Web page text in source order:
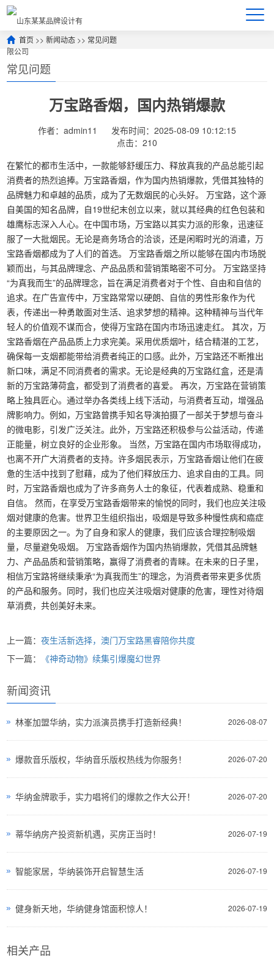
首页 >>新闻动态 >> 常见问题
常见问题
万宝路香烟，国内热销爆款
作者：admin11
发布时间：2025-08-09 10:12:15
点击：210
在繁忙的都市生活中，一款能够舒缓压力、释放真我的产品总能引起
消费者的热烈追捧。万宝路香烟，作为国内热销爆款，凭借其独特的
品牌魅力和卓越的品质，成为了无数烟民的心头好。 万宝路，这个源
自美国的知名品牌，自19世纪末创立以来，就以其经典的红色包装和
雄鹰标志深入人心。在中国市场，万宝路以其实力派的形象，迅速征
服了一大批烟民。无论是商务场合的洽谈，还是闲暇时光的消遣，万
宝路香烟都成为了人们的首选。 万宝路香烟之所以能够在国内市场脱
颖而出，与其品牌理念、产品品质和营销策略密不可分。 万宝路坚持
“为真我而生”的品牌理念，旨在满足消费者对于个性、自由和自信的
追求。在广告宣传中，万宝路常常以硬朗、自信的男性形象作为代
表，传递出一种勇敢面对生活、追求梦想的精神。这种精神与当代年
轻人的价值观不谋而合，使得万宝路在国内市场迅速走红。 其次，万
宝路香烟在产品品质上力求完美。采用优质烟叶，结合精湛的工艺，
确保每一支烟都能带给消费者纯正的口感。此外，万宝路还不断推出
新口味，满足不同消费者的需求。无论是经典的万宝路红盒，还是清
新的万宝路薄荷盒，都受到了消费者的喜爱。 再次，万宝路在营销策
略上独具匠心。通过举办各类线上线下活动，与消费者互动，增强品
牌影响力。例如，万宝路曾携手知名导演拍摄了一部关于梦想与奋斗
的微电影，引发广泛关注。此外，万宝路还积极参与公益活动，传递
正能量，树立良好的企业形象。 当然，万宝路在国内市场取得成功，
也离不开广大消费者的支持。许多烟民表示，万宝路香烟让他们在疲
惫的生活中找到了慰藉，成为了他们释放压力、追求自由的工具。同
时，万宝路香烟也成为了许多商务人士的象征，代表着成熟、稳重和
自信。 然而，在享受万宝路香烟带来的愉悦的同时，我们也应关注吸
烟对健康的危害。世界卫生组织指出，吸烟是导致多种慢性病和癌症
的主要原因之一。为了自身和家人的健康，我们应该合理控制吸烟
量，尽量避免吸烟。 万宝路香烟作为国内热销爆款，凭借其品牌魅
力、产品品质和营销策略，赢得了消费者的青睐。在未来的日子里，
相信万宝路将继续秉承“为真我而生”的理念，为消费者带来更多优质
的产品和服务。同时，我们也应关注吸烟对健康的危害，理性对待烟
草消费，共创美好未来。
上一篇：夜生活新选择，澳门万宝路黑睿陪你共度
下一篇：
《神奇动物》续集引爆魔幻世界
新闻资讯
2026-08-07
林峯加盟华纳，实力派演员携手打造新经典！
2026-07-20
爆款音乐版权，华纳音乐版权热线为你服务！
2026-07-20
华纳金牌歌手，实力唱将们的爆款之作大公开！
2026-07-19
蒂华纳房产投资新机遇，买房正当时！
2026-07-19
智能家居，华纳装饰开启智慧生活
2026-07-19
健身新天地，华纳健身馆面积惊人！
相关产品